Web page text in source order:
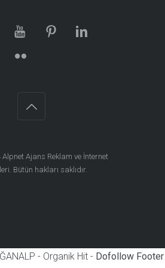
Alpnet Ajans Reklam ve İnternet
. Bütün hakları saklıdır.
- Organik Hit - Dofollow Footer